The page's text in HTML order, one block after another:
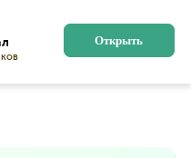
Поиск работы и работников
Открыть
Регистрация